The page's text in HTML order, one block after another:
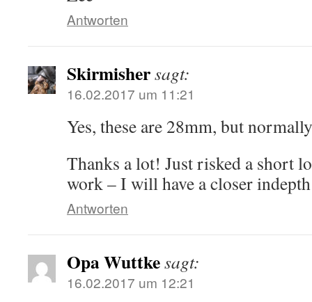
Antworten
Skirmishersagt:
16.02.2017 um 11:21
Yes, these are 28mm, but
Thanks a lot! Just risked a short
work – I will have a closer
Antworten
Opa Wuttkesagt:
16.02.2017 um 12:21